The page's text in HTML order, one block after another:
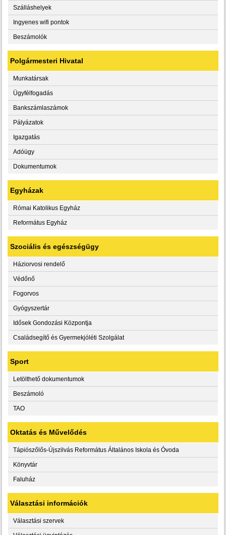
Szálláshelyek
Ingyenes wifi pontok
Beszámolók
Polgármesteri Hivatal
Munkatársak
Ügyfélfogadás
Bankszámlaszámok
Pályázatok
Igazgatás
Adóügy
Dokumentumok
Egyházak
Római Katolikus Egyház
Református Egyház
Szociális és egészségügy
Háziorvosi rendelő
Védőnő
Fogorvos
Gyógyszertár
Idősek Gondozási Központja
Családsegítő és Gyermekjóléti Szolgálat
Sport
Letölthető dokumentumok
Beszámoló
TAO
Oktatás és Művelődés
Tápiószőlős-Újszilvás Református Általános Iskola és Óvoda
Könyvtár
Faluház
Választási információk
Választási szervek